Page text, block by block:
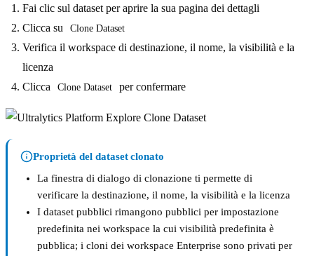
Fai clic sul dataset per aprire la sua pagina dei dettagli
Clicca su
Clone Dataset
Verifica il workspace di destinazione, il nome, la visibilità e la
licenza
Clicca
Clone Dataset per confermare
Proprietà del dataset clonato
La finestra di dialogo di clonazione ti permette di
verificare la destinazione, il nome, la visibilità e la licenza
I dataset pubblici rimangono pubblici per impostazione
predefinita nei workspace la cui visibilità predefinita è
pubblica; i cloni dei workspace Enterprise sono privati per